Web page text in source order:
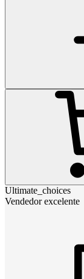
Ultimate_choices
Vendedor excelente